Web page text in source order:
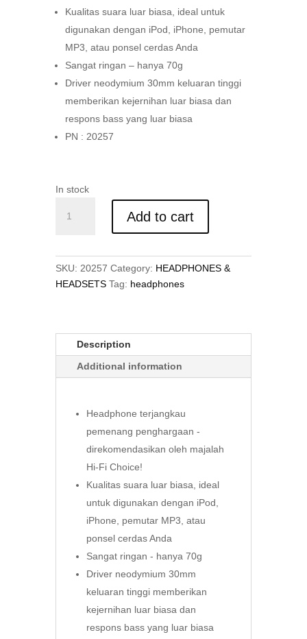
Kualitas suara luar biasa, ideal untuk
digunakan dengan iPod, iPhone, pemutar
MP3, atau ponsel cerdas Anda
Sangat ringan – hanya 70g
Driver neodymium 30mm keluaran tinggi
memberikan kejernihan luar biasa dan
respons bass yang luar biasa
PN : 20257
In stock
HEADPHONES
HF-
quantity
Add to cart
SKU: 20257 Category: HEADPHONES &
HEADSETS Tag: headphones
Description
Additional information
Headphone terjangkau
pemenang penghargaan -
direkomendasikan oleh majalah
Hi-Fi Choice!
Kualitas suara luar biasa, ideal
untuk digunakan dengan iPod,
iPhone, pemutar MP3, atau
ponsel cerdas Anda
Sangat ringan - hanya 70g
Driver neodymium 30mm
keluaran tinggi memberikan
kejernihan luar biasa dan
respons bass yang luar biasa